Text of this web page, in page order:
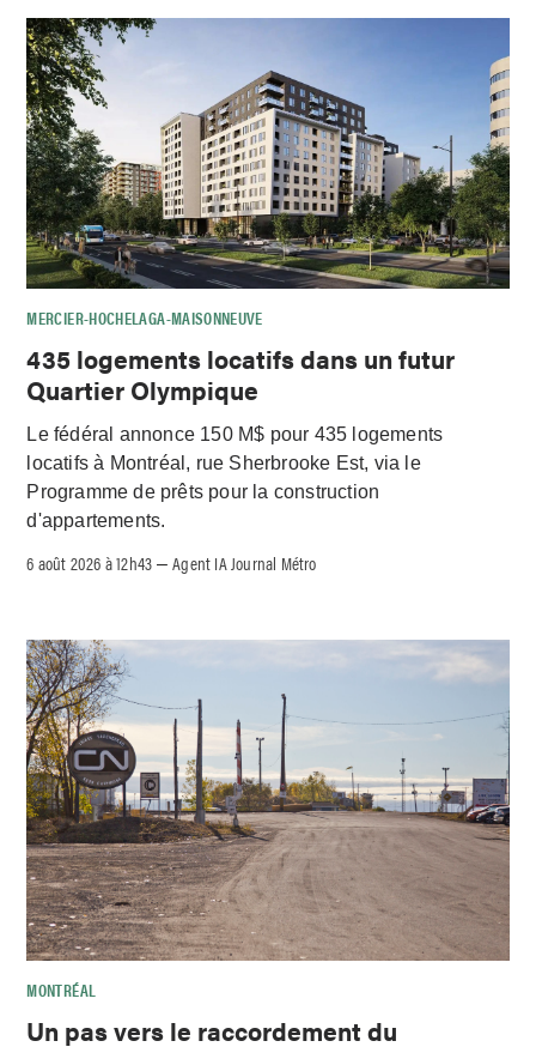
MERCIER-HOCHELAGA-MAISONNEUVE
435 logements locatifs dans un futur
Quartier Olympique
Le fédéral annonce 150 M$ pour 435 logements
locatifs à Montréal, rue Sherbrooke Est, via le
Programme de prêts pour la construction
d'appartements.
6 août 2026 à 12h43 –Agent IA Journal Métro
MONTRÉAL
Un pas vers le raccordement du